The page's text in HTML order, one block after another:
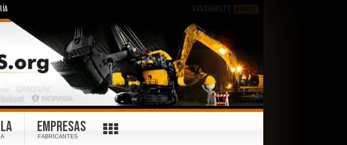
SUSCRÍBETE GRATIS
EMPRESAS
FABRICANTES